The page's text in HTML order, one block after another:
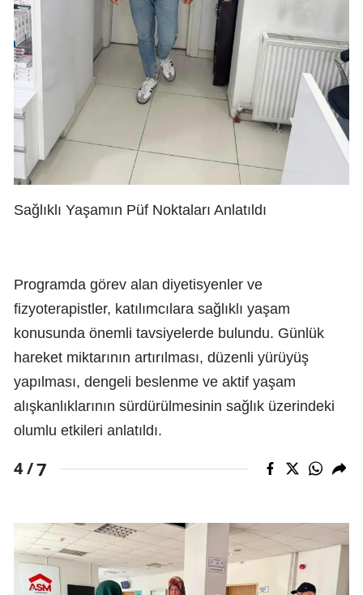
Sağlıklı Yaşamın Püf Noktaları Anlatıldı
Programda görev alan diyetisyenler ve
fizyoterapistler, katılımcılara sağlıklı yaşam
konusunda önemli tavsiyelerde bulundu. Günlük
hareket miktarının artırılması, düzenli yürüyüş
yapılması, dengeli beslenme ve aktif yaşam
alışkanlıklarının sürdürülmesinin sağlık üzerindeki
olumlu etkileri anlatıldı.
4 /7